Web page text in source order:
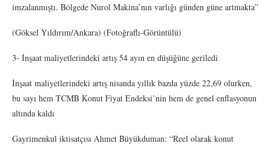
imzalanmıştı. Bölgede Nurol Makina’nın varlığı günden güne artmakta”
(Göksel Yıldırım/Ankara) (Fotoğraflı-Görüntülü)
3- İnşaat maliyetlerindeki artış 54 ayın en düşüğüne geriledi
İnşaat maliyetlerindeki artış nisanda yıllık bazda yüzde 22,69 olurken,
bu sayı hem TCMB Konut Fiyat Endeksi’nin hem de genel enflasyonun
altında kaldı
Gayrimenkul iktisatçısı Ahmet Büyükduman: “Reel olarak konut